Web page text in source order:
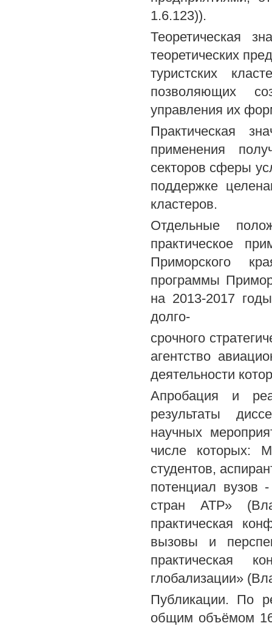
1.6.123)).
Теоретическая
теоретических
туристских
позволяющих
управления их
Практическая
применения
секторов сферы
поддержке
кластеров.
Отдельные
практическое
Приморского
программы
на 2013-2017
долго-
срочного
агентство
деятельности
Апробация и
результаты
научных
числе которых:
студентов,
потенциал вузов
стран АТР»
практическая
вызовы и
практическая
глобализации»
Публикации. По
общим объёмом